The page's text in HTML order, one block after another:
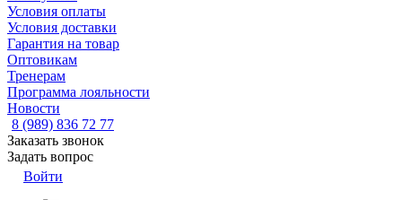
Условия оплаты
Условия доставки
Гарантия на товар
Оптовикам
Тренерам
Программа лояльности
Новости
8 (989) 836 72 77
Заказать звонок
Задать вопрос
Войти